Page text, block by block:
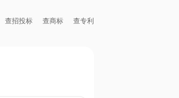
查招投标 查商标 查专利